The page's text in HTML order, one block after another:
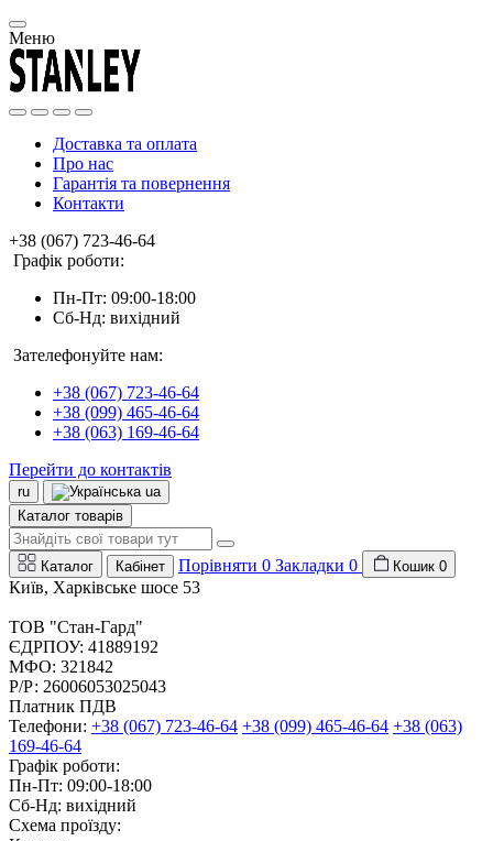
Меню
Доставка та оплата
Про нас
Гарантія та повернення
Контакти
+38 (067) 723-46-64
Графік роботи:
Пн-Пт: 09:00-18:00
Сб-Нд: вихідний
Зателефонуйте нам:
+38 (067) 723-46-64
+38 (099) 465-46-64
+38 (063) 169-46-64
Перейти до контактів
ru
ua
Каталог товарів
Каталог Кабінет Порівняти 0 Закладки 0 Кошик 0
Київ, Харківське шосе 53
ТОВ "Стан-Гард"
ЄДРПОУ: 41889192
МФО: 321842
Р/Р: 26006053025043
Платник ПДВ
Телефони: +38 (067) 723-46-64 +38 (099) 465-46-64 +38 (063)
169-46-64
Графік роботи:
Пн-Пт: 09:00-18:00
Сб-Нд: вихідний
Схема проїзду: